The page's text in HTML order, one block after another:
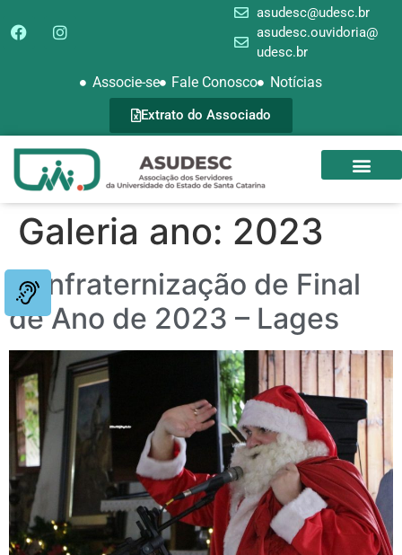
asudesc@udesc.br
asudesc.ouvidoria@
udesc.br
Associe-se Fale Conosco Notícias
Extrato do Associado
Galeria ano: 2023
Confraternização de Final
de Ano de 2023 – Lages